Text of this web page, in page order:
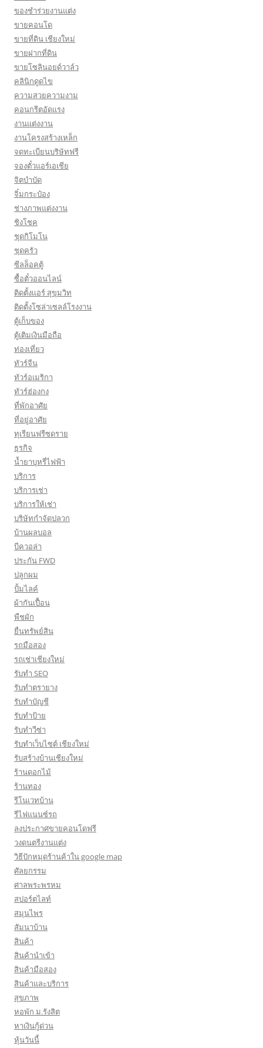
ของชำร่วยงานแต่ง
ขายคอนโด
ขายที่ดิน เชียงใหม่
ขายฝากที่ดิน
ขายโซลินอยด์วาล์ว
คลินิกดูดไข
ความสวยความงาม
คอนกรีตอัดแรง
งานแต่งงาน
งานโครงสร้างเหล็ก
จดทะเบียนบริษัทฟรี
จองตั๋วแอร์เอเชีย
จิตบำบัด
จิ๋มกระป๋อง
ช่างภาพแต่งงาน
ชิงโชค
ชุดกิโมโน
ชุดครัว
ซีลล็อคตู้
ซื้อตั๋วออนไลน์
ติดตั้งเเอร์ สุขุมวิท
ติดตั้งโซล่าเซลล์โรงงาน
ตู้เก็บของ
ตู้เติมเงินมือถือ
ท่องเที่ยว
ทัวร์จีน
ทัวร์อเมริกา
ทัวร์ฮ่องกง
ที่พักอาศัย
ที่อยู่อาศัย
ทุเรียนฟรีซดราย
ธุรกิจ
น้ำยาบุหรี่ไฟฟ้า
บริการ
บริการเช่า
บริการให้เช่า
บริษัทกำจัดปลวก
บ้านผลบอล
บีควอล่า
ประกัน FWD
ปลูกผม
ปั้มไลค์
ผ้ากันเปื้อน
พืชผัก
ยื่นทรัพย์สิน
รถมือสอง
รถเช่าเชียงใหม่
รับทำ SEO
รับทำตรายาง
รับทำบัญชี
รับทำป้าย
รับทำวีซ่า
รับทำเว็บไซต์ เชียงใหม่
รับสร้างบ้านเชียงใหม่
ร้านดอกไม้
ร้านทอง
รีโนเวทบ้าน
รีไฟแนนซ์รถ
ลงประกาศขายคอนโดฟรี
วงดนตรีงานแต่ง
วิธีปักหมุดร้านค้าใน google map
ศัลยกรรม
ศาลพระพรหม
สปอร์ตไลท์
สมุนไพร
สัมนาบ้าน
สินค้า
สินค้านำเข้า
สินค้ามือสอง
สินค้าและบริการ
สุขภาพ
หอพัก ม.รังสิต
หาเงินกู้ด่วน
หุ้นวันนี้